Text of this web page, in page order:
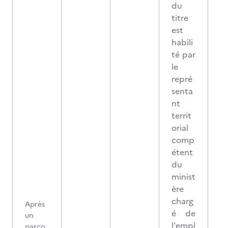
Après
un
du
titre
est
habili
té par
le
repré
senta
nt
territ
orial
comp
étent
du
minist
ère
charg
é de
l'empl